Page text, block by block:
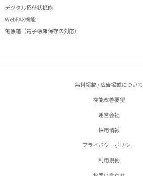
デジタル招待状機能
WebFAX機能
電帳箱（電子帳簿保存法対応）
無料掲載 / 広告掲載について
機能改善要望
運営会社
採用情報
プライバシーポリシー
利用規約